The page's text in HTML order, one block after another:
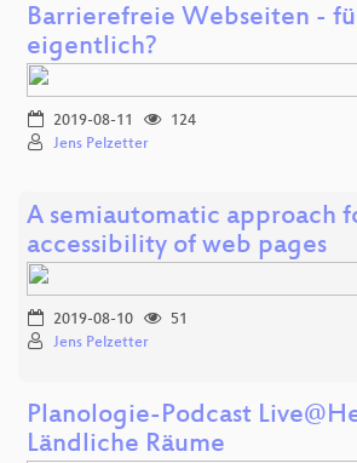
Barrierefreie Webseiten -
eigentlich?
2019-08-11
124
Jens Pelzetter
A semiautomatic approach
accessibility of web pages
2019-08-10
51
Jens Pelzetter
Planologie-Podcast
Ländliche Räume